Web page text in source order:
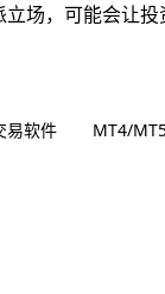
场，可能会让
易软件 MT4/